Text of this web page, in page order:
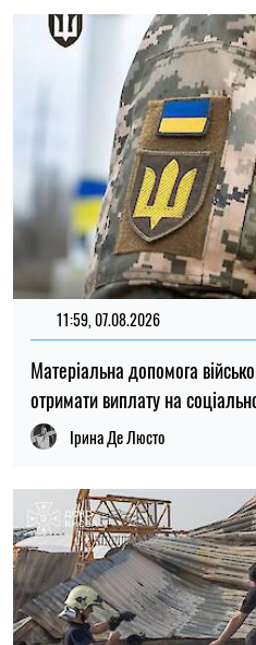
20:27, 06.08.2026
Російські удари по складах: чи
зростання цін в Україні
Микола Потика